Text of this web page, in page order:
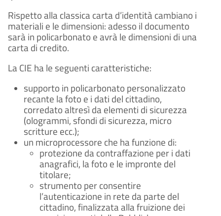
Rispetto alla classica carta d’identità cambiano i
materiali e le dimensioni: adesso il documento
sarà in policarbonato e avrà le dimensioni di una
carta di credito.
La CIE ha le seguenti caratteristiche:
supporto in policarbonato personalizzato
recante la foto e i dati del cittadino,
corredato altresì da elementi di sicurezza
(ologrammi, sfondi di sicurezza, micro
scritture ecc.);
un microprocessore che ha funzione di:
protezione da contraffazione per i dati
anagrafici, la foto e le impronte del
titolare;
strumento per consentire
l’autenticazione in rete da parte del
cittadino, finalizzata alla fruizione dei